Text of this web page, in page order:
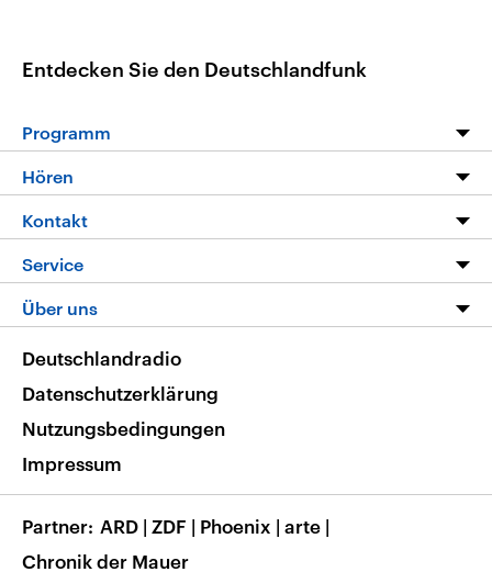
Entdecken Sie den Deutschlandfunk
Programm
Programm
Die Nachrichten
Nachrichtenleicht
Neue Beiträge auf dlf.de
Hören
Livestream
Podcasts
Deutschlandfunk App
Nachrichten App
Frequenzen
Kontakt
Hörerservice
Service
FAQ
Veranstaltungen
Musikliste
RSS
Über uns
Barrierefreiheit
Deutschlandradio
Datenschutzerklärung
Nutzungsbedingungen
Impressum
Partner ARD | ZDF | Phoenix | arte |
Chronik der Mauer